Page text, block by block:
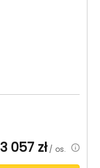
3 057 zł/ os.